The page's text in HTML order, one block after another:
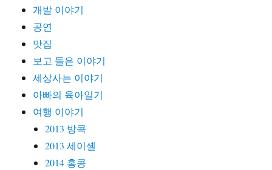
개발 이야기
공연
맛집
보고 들은 이야기
세상사는 이야기
아빠의 육아일기
여행 이야기
2013 방콕
2013 세이셸
2014 홍콩